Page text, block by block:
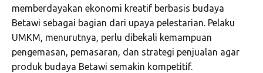
memberdayakan ekonomi kreatif berbasis budaya
Betawi sebagai bagian dari upaya pelestarian. Pelaku
UMKM, menurutnya, perlu dibekali kemampuan
pengemasan, pemasaran, dan strategi penjualan agar
produk budaya Betawi semakin kompetitif.